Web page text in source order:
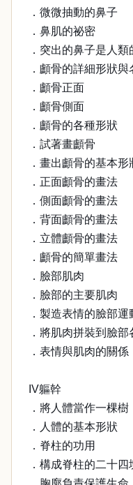
．微微抽動的鼻子
．鼻肌的祕密
．突出的鼻子是人
．顱骨的詳細形狀與
．顱骨正面
．顱骨側面
．顱骨的各種形狀
．試著畫顱骨
．畫出顱骨的基本形
．正面顱骨的畫法
．側面顱骨的畫法
．背面顱骨的畫法
．立體顱骨的畫法
．顱骨的簡單畫法
．臉部肌肉
．臉部的主要肌肉
．製造表情的臉部運
．將肌肉拼裝到臉部
．表情與肌肉的關係
IV軀幹
．將人體當作一棵
．人體的基本形狀
．脊柱的功用
．構成脊柱的二十